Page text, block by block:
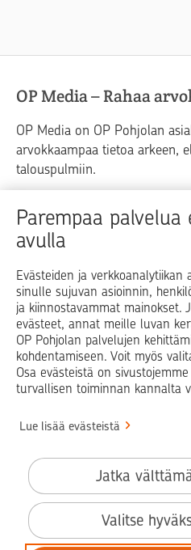
Parempaa palvelua
avulla
Evästeiden ja
sinulle sujuvan asioinnin,
ja kiinnostavammat mainokset.
evästeet, annat meille luvan
OP Pohjolan palvelujen
kohdentamiseen. Voit myös
Osa evästeistä on
turvallisen toiminnan kannalta
Lue lisää evästeistä
Valitse
Jatka
OP Media – Rahaa
OP Media on OP Pohjolan
arvokkaampaa tietoa arkeen,
talouspulmiin.
Raha Elämä
Blogit ja puheenvuorot
Op.fi OP Koti
Facebook
X LinkedIn
Käyttöehdot
Saavutettavuusseloste
Evästeiden käyttö
Tilaa uutiskirje